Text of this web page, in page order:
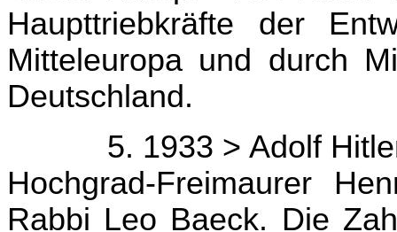
Haupttriebkräfte der
Mitteleuropa und durch
Deutschland.
5. 1933 > Adolf
Hochgrad-Freimaurer
Rabbi Leo Baeck. Die